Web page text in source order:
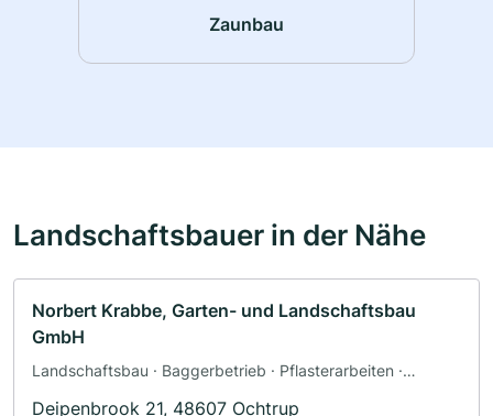
Zaunbau
Landschaftsbauer in der Nähe
Norbert Krabbe, Garten- und Landschaftsbau
GmbH
Landschaftsbau · Baggerbetrieb · Pflasterarbeiten ·
Deipenbrook 21, 48607 Ochtrup